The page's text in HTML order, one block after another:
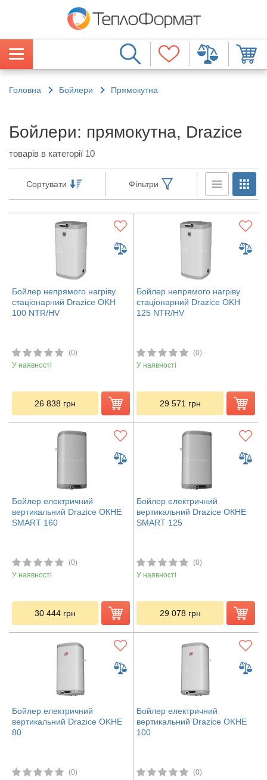
Головна Бойлери Прямокутна
Бойлери: прямокутна, Drazice
товарів в категорії 10
Сортувати Фільтри
Бойлер непрямого нагріву
стаціонарний Drazice OKH
100 NTR/HV
(0)
У наявності
26 838 грн
Бойлер непрямого нагріву
стаціонарний Drazice OKH
125 NTR/HV
(0)
У наявності
29 571 грн
Бойлер електричний
вертикальний Drazice ОКHE
SMART 160
(0)
У наявності
30 444 грн
Бойлер електричний
вертикальний Drazice ОКHE
SMART 125
(0)
У наявності
29 078 грн
Бойлер електричний
вертикальний Drazice OKHE
80
(0)
Бойлер електричний
вертикальний Drazice OKHE
100
(0)